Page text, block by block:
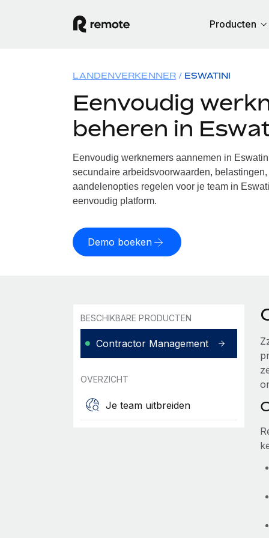
Producten
LANDENVERKENNER ESWATINI
Eenvoudig
beheren in
Eenvoudig werknemers aannemen in
secundaire arbeidsvoorwaarden,
aandelenopties regelen voor je team in
eenvoudig platform.
Demo boeken
BESCHIKBARE PRODUCTEN
Contractor Management
OVERZICHT
Je team uitbreiden